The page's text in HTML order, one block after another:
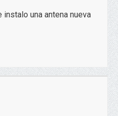
una antena nueva